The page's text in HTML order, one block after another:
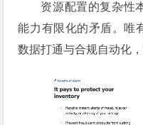
资源配置的复杂性
能力有限化的矛盾。唯
数据打通与合规自动化